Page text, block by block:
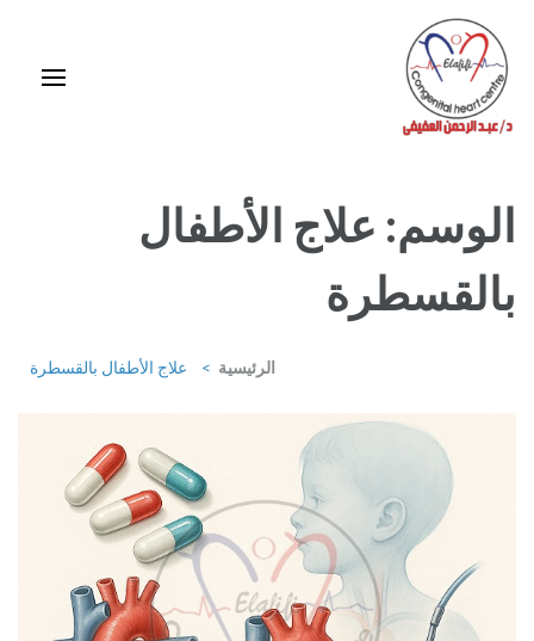
المحتوى
(اضغط
Enter)
الوسم: علاج الأطفال
بالقسطرة
الرئيسية > علاج الأطفال بالقسطرة